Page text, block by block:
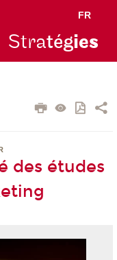
FR
Stratégies
des études